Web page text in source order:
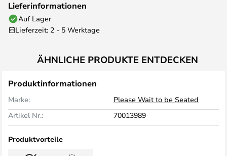
Lieferinformationen
Auf Lager
Lieferzeit: 2 - 5 Werktage
ÄHNLICHE PRODUKTE ENTDECKEN
Produktinformationen
Marke:
Please Wait to be Seated
Artikel Nr.:
70013989
Produktvorteile